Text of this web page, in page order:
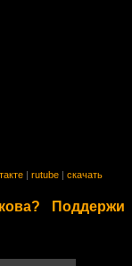
rutube скачать
Поддержи